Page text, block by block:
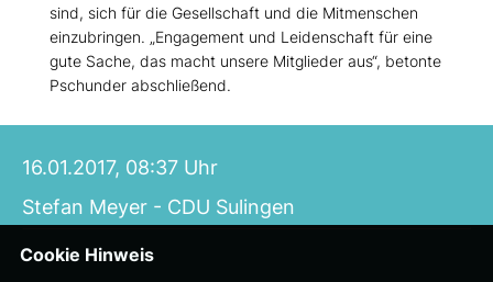
sind, sich für die Gesellschaft und die Mitmenschen
einzubringen. „Engagement und Leidenschaft für eine
gute Sache, das macht unsere Mitglieder aus“, betonte
Pschunder abschließend.
16.01.2017, 08:37 Uhr
Stefan Meyer - CDU Sulingen
Cookie Hinweis